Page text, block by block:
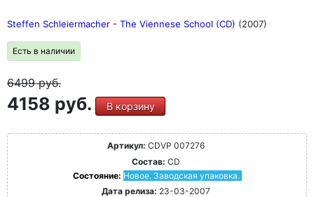
Steffen Schleiermacher - The Viennese School (CD) (2007)
Есть в наличии
6499руб.
4158 руб. В корзину
Артикул: CDVP 007276
Состав: CD
Состояние: Новое. Заводская упаковка.
Дата релиза: 23-03-2007